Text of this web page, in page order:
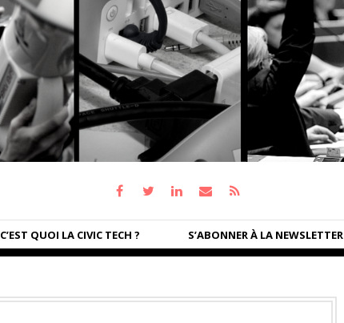
C’EST QUOI LA CIVIC TECH ? S’ABONNER À LA NEWSLETTER